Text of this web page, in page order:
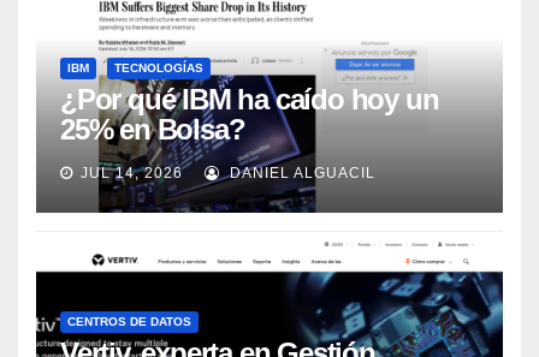
IBM TECNOLOGÍAS
¿Por qué IBM ha caído hoy un
25% en Bolsa?
JUL 14, 2026 DANIEL ALGUACIL
CENTROS DE DATOS